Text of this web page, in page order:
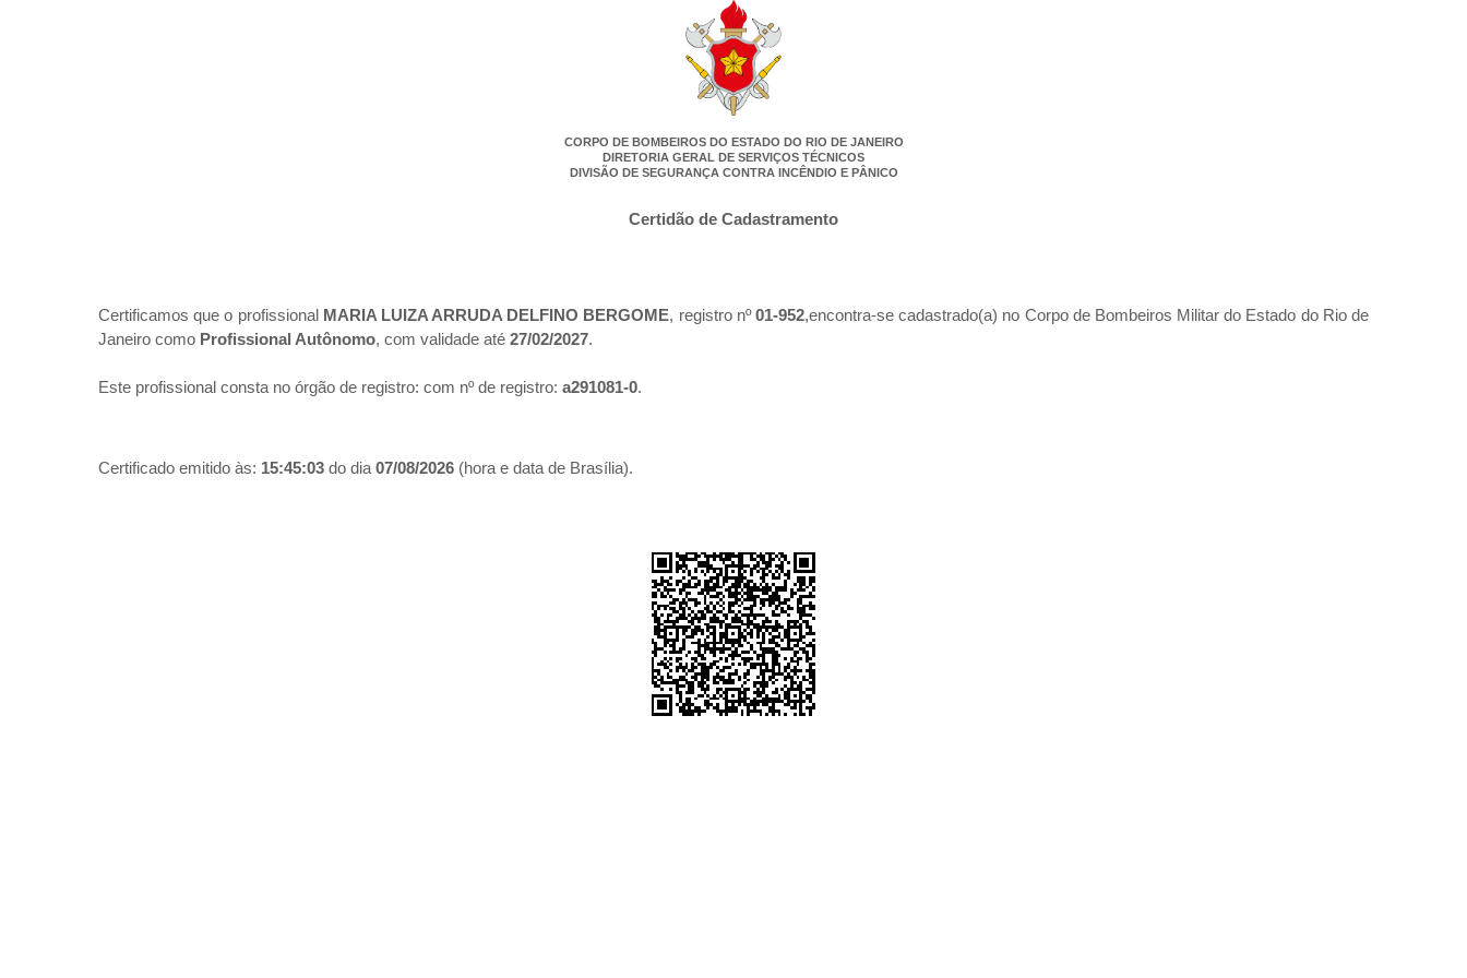
CORPO DE BOMBEIROS DO ESTADO DO RIO DE JANEIRO
DIRETORIA GERAL DE SERVIÇOS TÉCNICOS
DIVISÃO DE SEGURANÇA CONTRA INCÊNDIO E PÂNICO
Certidão de Cadastramento
Certificamos que o profissional MARIA LUIZA ARRUDA DELFINO BERGOME, registro nº01-952,encontra-se cadastrado(a) no Corpo de Bombeiros Militar do Estado do Rio de
Janeiro como Profissional Autônomo, com validade até 27/02/2027.
Este profissional consta no órgão de registro: com nº de registro: a291081-0.
Certificado emitido às: 15:45:03 do dia 07/08/2026 (hora e data de Brasília).